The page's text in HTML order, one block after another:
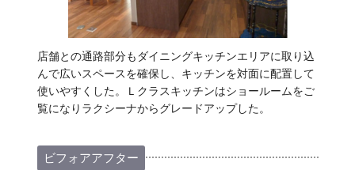
店舗との通路部分もダイニングキッチンエリアに取り込
んで広いスペースを確保し、キッチンを対面に配置して
使いやすくした。Ｌクラスキッチンはショールームをご
覧になりラクシーナからグレードアップした。
ビフォアアフター